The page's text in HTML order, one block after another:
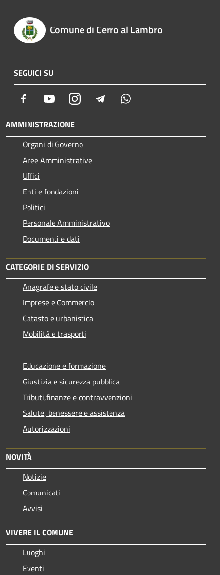
Comune di Cerro al Lambro
SEGUICI SU
Facebook YoutubeInstagram Telegram
AMMINISTRAZIONE
Organi di Governo
Aree Amministrative
Uffici
Enti e fondazioni
Politici
Personale Amministrativo
Documenti e dati
CATEGORIE DI SERVIZIO
Anagrafe e stato civile
Imprese e Commercio
Catasto e urbanistica
Mobilità e trasporti
Educazione e formazione
Giustizia e sicurezza pubblica
Tributi,finanze e contravvenzioni
Salute, benessere e assistenza
Autorizzazioni
NOVITÀ
Notizie
Comunicati
Avvisi
VIVERE IL COMUNE
Luoghi
Eventi